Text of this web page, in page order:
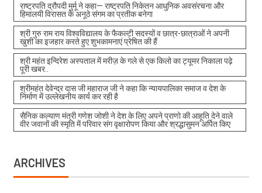
राष्ट्रपति द्रौपदी मुर्मू ने कहा— राष्ट्रपति निकेतन आधुनिक अवसंरचना और
हिमालयी विरासत के अनूठे संगम का प्रतीक बनेगा
श्री गुरु राम राय विश्वविद्यालय के फैकल्टी सदस्यों व छात्र-छात्राओं ने अपनी
खुशी का इजहार करते हुए शुभकामनाएं प्रेषित की हैं
श्री महंत इन्दिरेश अस्पताल में मरीज़ के गले से एक किलो का ट्यूमर निकाला पढ़े
पूरी खबर..
श्रीमहंत देवेन्द्र दास जी महाराज जी ने कहा कि न्यायपालिका समाज व देश के
निर्माण में उल्लेखनीय कार्य कर रही है
सैनिक कल्याण मंत्री गणेश जोशी ने देश के लिए अपने प्राणो की आहूति देने वाले
वीर जवानों की स्मृति में परिवार संग वृक्षारोपण किया और श्रद्धासुमन अर्पित किए
ARCHIVES